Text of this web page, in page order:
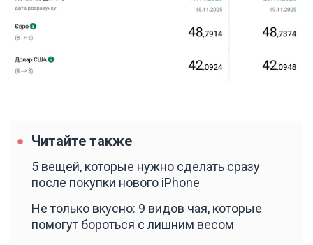
Читайте также
5 вещей, которые нужно сделать сразу
после покупки нового iPhone
Не только вкусно: 9 видов чая, которые
помогут бороться с лишним весом